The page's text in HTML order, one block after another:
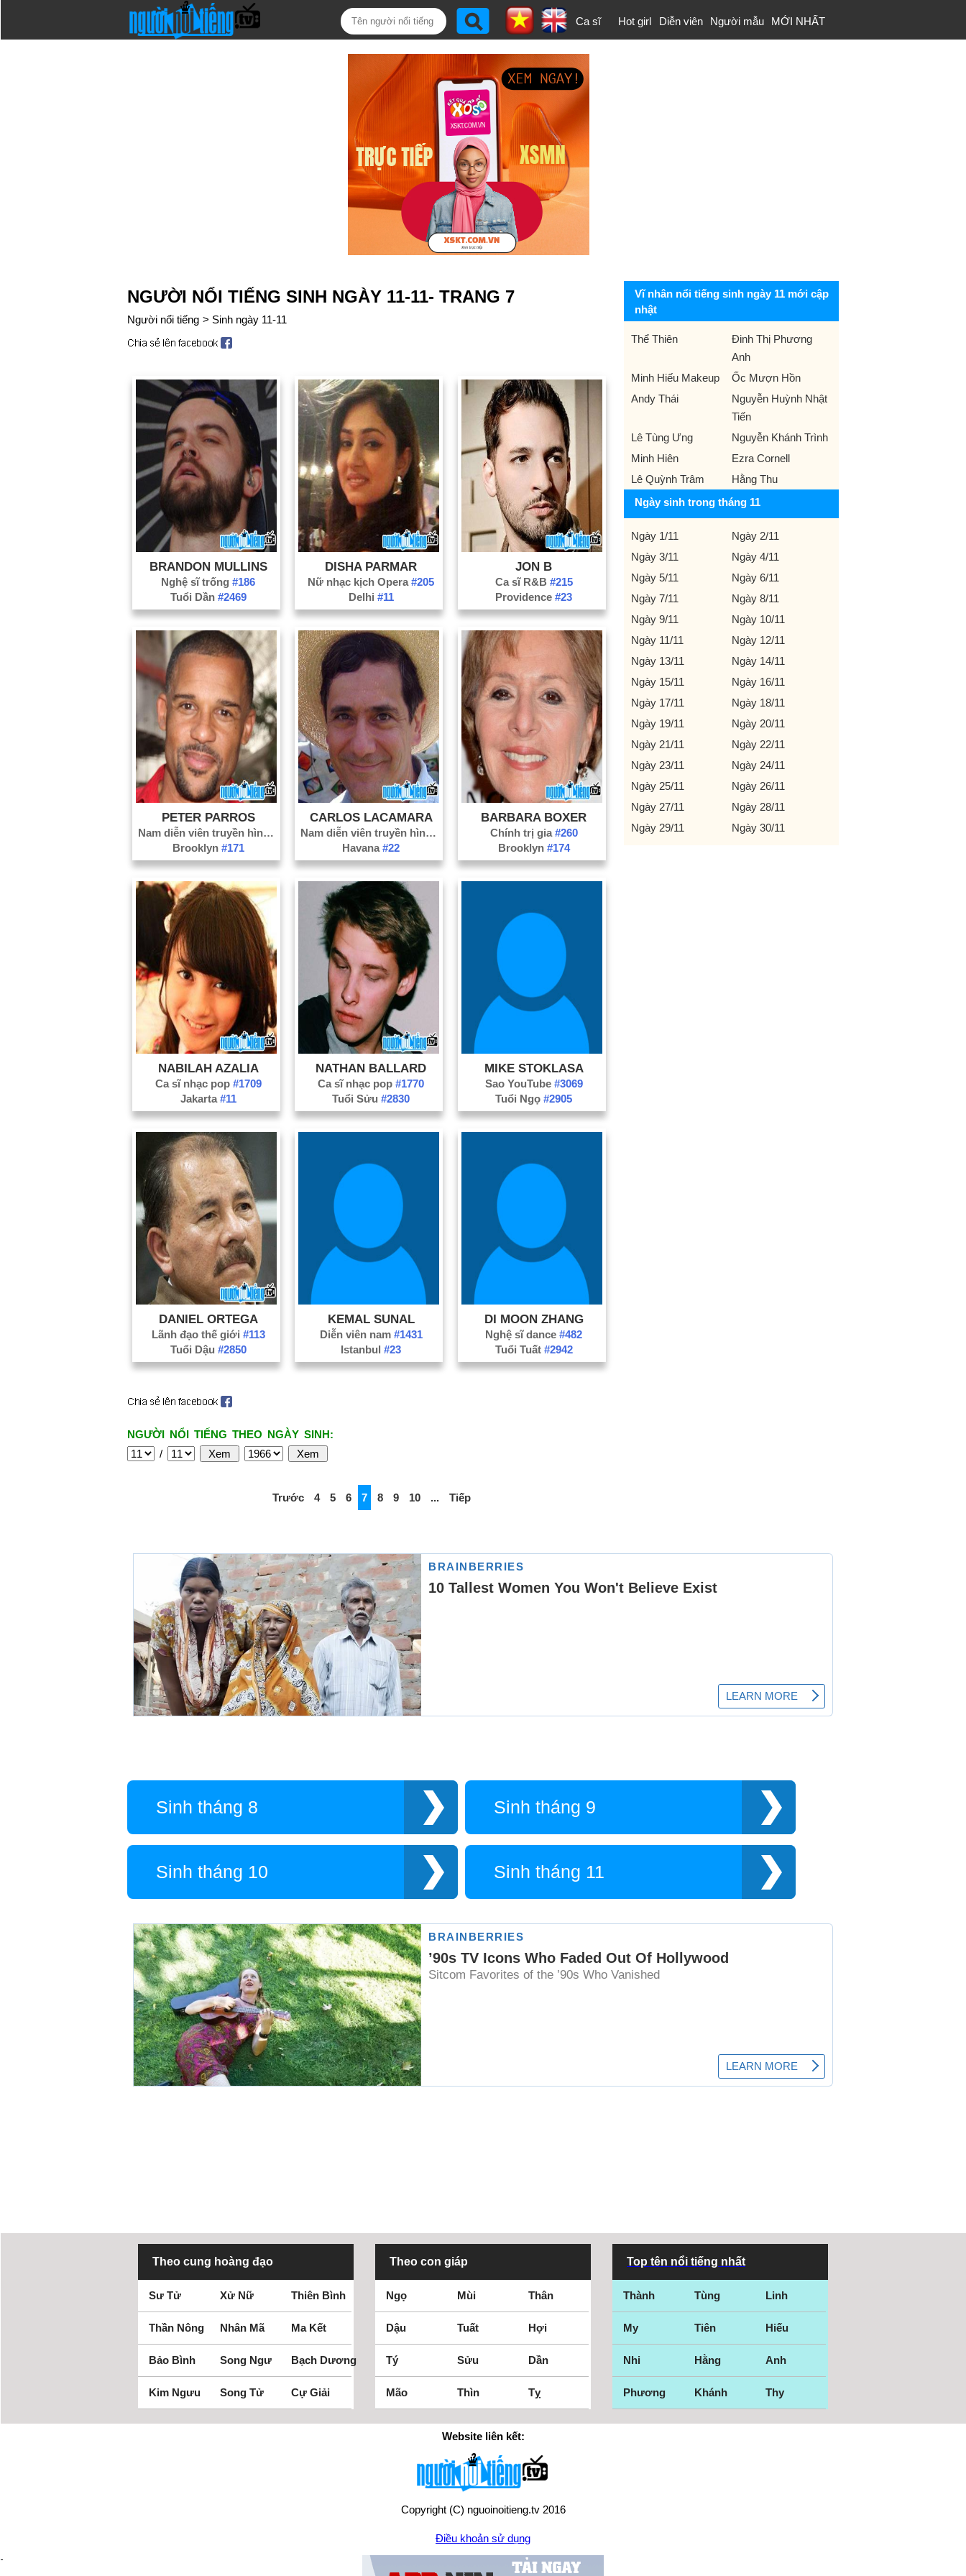
Ca sĩ Hot girl Diễn viên Người mẫu MỚI NHẤT
NGƯỜI NỔI TIẾNG SINH NGÀY 11-11- TRANG 7
Người nổi tiếng > Sinh ngày 11-11
BRANDON MULLINS
Nghệ sĩ trống#186
Tuổi Dần #2469
DISHA PARMAR
Nữ nhạc kịch Opera#205
Delhi #11
JON B
Ca sĩ R&B #215
Providence#23
PETER PARROS
Nam diễn viên truyền hình#1830
Brooklyn #171
CARLOS LACAMARA
Nam diễn viên truyền hình#1878
Havana#22
BARBARA BOXER
Chính trị gia #260
Brooklyn #174
NABILAH AZALIA
Ca sĩ nhạc pop #1709
Jakarta #11
NATHAN BALLARD
Ca sĩ nhạc pop#1770
Tuổi Sửu#2830
MIKE STOKLASA
Sao YouTube #3069
Tuổi Ngọ#2905
DANIEL ORTEGA
Lãnh đạo thế giới #113
Tuổi Dậu #2850
KEMAL SUNAL
Diễn viên nam #1431
Istanbul#23
DI MOON ZHANG
Nghệ sĩ dance#482
Tuổi Tuất #2942
NGƯỜI NỔI TIẾNG THEO NGÀY SINH:
/
Trước 4 5 6 7 8 9 10 ... Tiếp
Vĩ nhân nổi tiếng sinh ngày 11 mới cập
nhật
Thể Thiên
Đinh Thị Phương
Anh
Minh Hiếu Makeup
Ốc Mượn Hồn
Andy Thái
Nguyễn Huỳnh Nhật
Tiến
Lê Tùng Ưng
Nguyễn Khánh Trình
Minh Hiên
Ezra Cornell
Lê Quỳnh Trâm
Hằng Thu
Ngày sinh trong tháng 11
Ngày 1/11
Ngày 2/11
Ngày 3/11
Ngày 4/11
Ngày 5/11
Ngày 6/11
Ngày 7/11
Ngày 8/11
Ngày 9/11
Ngày 10/11
Ngày 11/11
Ngày 12/11
Ngày 13/11
Ngày 14/11
Ngày 15/11
Ngày 16/11
Ngày 17/11
Ngày 18/11
Ngày 19/11
Ngày 20/11
Ngày 21/11
Ngày 22/11
Ngày 23/11
Ngày 24/11
Ngày 25/11
Ngày 26/11
Ngày 27/11
Ngày 28/11
Ngày 29/11
Ngày 30/11
Sinh tháng 8 Sinh tháng 9
Sinh tháng 10 Sinh tháng 11
Theo cung hoàng đạo
Sư Tử Xử Nữ Thiên Bình
Thần Nông Nhân Mã Ma Kết
Bảo Bình Song Ngư Bạch Dương
Kim Ngưu Song Tử Cự Giải
Theo con giáp
Ngọ Mùi Thân
Dậu Tuất Hợi
Tý Sửu Dần
Mão Thìn Tỵ
Top tên nổi tiếng nhất
Thành Tùng Linh
My Tiên Hiếu
Nhi Hằng Anh
Phương Khánh Thy
Website liên kết:
Copyright (C) nguoinoitieng.tv 2016
Điều khoản sử dụng